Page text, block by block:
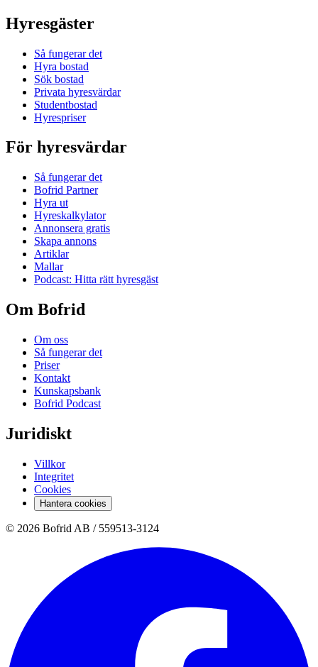
Hyresgäster
Så fungerar det
Hyra bostad
Sök bostad
Privata hyresvärdar
Studentbostad
Hyrespriser
För hyresvärdar
Så fungerar det
Bofrid Partner
Hyra ut
Hyreskalkylator
Annonsera gratis
Skapa annons
Artiklar
Mallar
Podcast: Hitta rätt hyresgäst
Om Bofrid
Om oss
Så fungerar det
Priser
Kontakt
Kunskapsbank
Bofrid Podcast
Juridiskt
Villkor
Integritet
Cookies
Hantera cookies
© 2026 Bofrid AB / 559513-3124